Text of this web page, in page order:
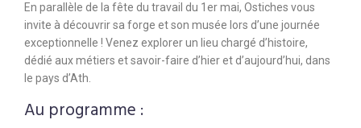
En parallèle de la fête du travail du 1er mai, Ostiches vous
invite à découvrir sa forge et son musée lors d’une journée
exceptionnelle ! Venez explorer un lieu chargé d’histoire,
dédié aux métiers et savoir-faire d’hier et d’aujourd’hui, dans
le pays d’Ath.
Au programme :